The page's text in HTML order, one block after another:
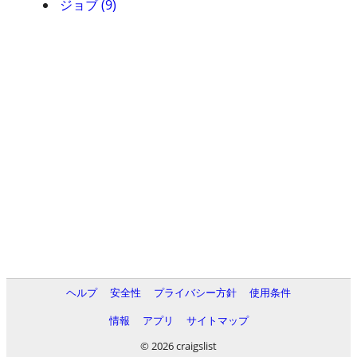
ジョブ (9)
ヘルプ 安全性 プライバシー方針
使用条件
情報
アプリ
サイトマップ
© 2026 craigslist